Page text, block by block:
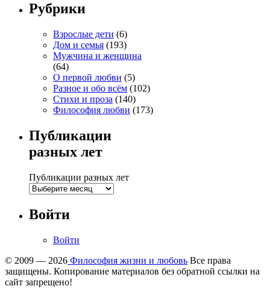
Рубрики
Взрослые дети (6)
Дом и семья (193)
Мужчина и женщина
(64)
О первой любви (5)
Разное и обо всём (102)
Стихи и проза (140)
Философия любви (173)
Публикации
разных лет
Публикации разных лет
Войти
Войти
© 2009 — 2026 Философия жизни и любовь Все права
защищены. Копирование материалов без обратной ссылки на
сайт запрещено!